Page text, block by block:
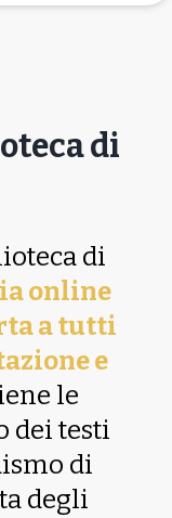
di
di
online
a tutti
e
le
dei testi
di
degli